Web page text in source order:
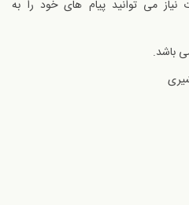
می توانید پیام های خود را به